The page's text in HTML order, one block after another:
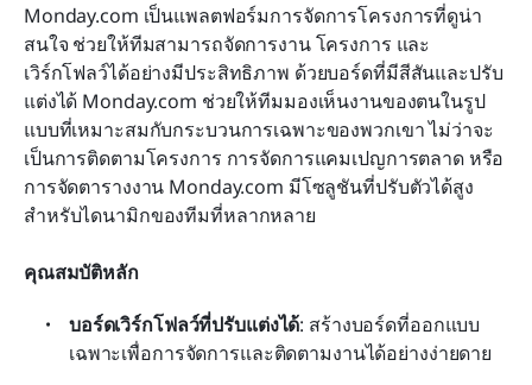
Monday.com เป็นแพลตฟอร์มการจัดการโครงการที่ดูน่า
สนใจ ช่วยให้ทีมสามารถจัดการงาน โครงการ และ
เวิร์กโฟลว์ได้อย่างมีประสิทธิภาพ ด้วยบอร์ดที่มีสีสันและปรับ
แต่งได้ Monday.com ช่วยให้ทีมมองเห็นงานของตนในรูป
แบบที่เหมาะสมกับกระบวนการเฉพาะของพวกเขา ไม่ว่าจะ
เป็นการติดตามโครงการ การจัดการแคมเปญการตลาด หรือ
การจัดตารางงาน Monday.com มีโซลูชันที่ปรับตัวได้สูง
สำหรับไดนามิกของทีมที่หลากหลาย
คุณสมบัติหลัก
บอร์ดเวิร์กโฟลว์ที่ปรับแต่งได้: สร้างบอร์ดที่ออกแบบ
เฉพาะเพื่อการจัดการและติดตามงานได้อย่างง่ายดาย